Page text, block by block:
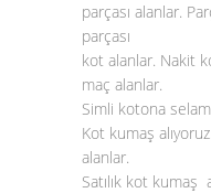
parçası alanlar.
parçası
kot alanlar. Nakit
maç alanlar.
Simli kotona
Kot kumaş
alanlar.
Satılık kot kumaş